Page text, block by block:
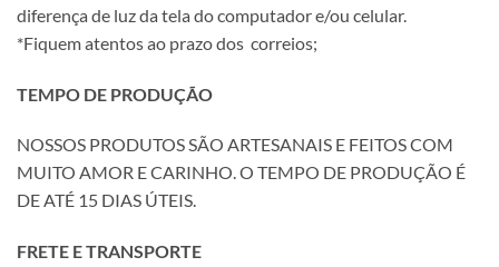
diferença de luz da tela do computador e/ou celular.
*Fiquem atentos ao prazo dos correios;
TEMPO DE PRODUÇÃO
NOSSOS PRODUTOS SÃO ARTESANAIS E FEITOS COM
MUITO AMOR E CARINHO. O TEMPO DE PRODUÇÃO É
DE ATÉ 15 DIAS ÚTEIS.
FRETE E TRANSPORTE